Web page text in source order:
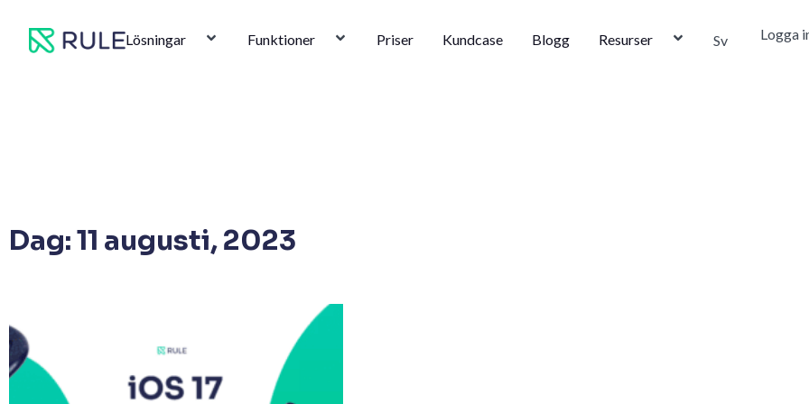
Lösningar Funktioner Priser Kundcase Blogg Resurser Sv Logga
Dag: 11 augusti, 2023